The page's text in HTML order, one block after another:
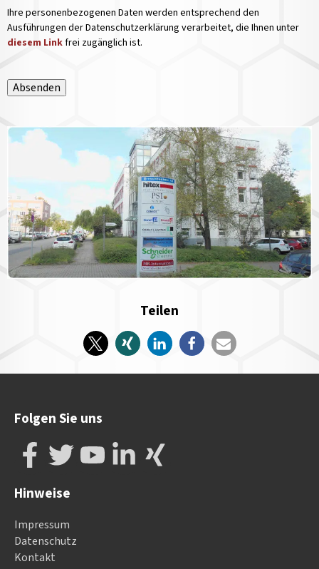
Ihre personenbezogenen Daten werden entsprechend den
Ausführungen der Datenschutzerklärung verarbeitet, die Ihnen unter
diesem Linkfrei zugänglich ist.
Absenden
Teilen
Folgen Sie uns
Hinweise
Impressum
Datenschutz
Kontakt